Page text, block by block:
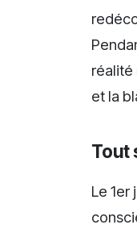
réalité
et la
Tout
Le 1er